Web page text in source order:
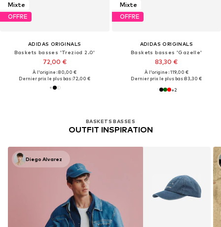
Mixte
OFFRE
ADIDAS ORIGINALS
Baskets basses 'Treziod 2.0'
72,00 €
À l'origine : 80,00 €
Dernier prix le plus bas :72,00 €
Mixte
OFFRE
ADIDAS ORIGINALS
Baskets basses 'Gazelle'
83,30 €
À l'origine : 119,00 €
Dernier prix le plus bas :83,30 €
+2
BASKETS BASSES
OUTFIT INSPIRATION
Diego Alvarez